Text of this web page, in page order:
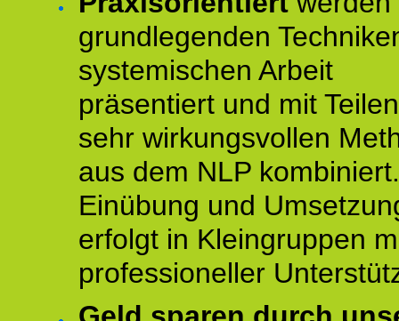
grundlegenden
systemischen Arbeit
präsentiert und mit
sehr wirkungsvollen
aus dem NLP
Einübung und
erfolgt in Kleingruppen
professioneller